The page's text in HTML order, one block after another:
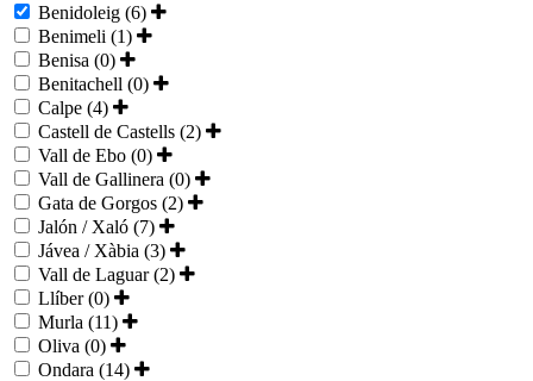
Benidoleig (6)
Benimeli (1)
Benisa (0)
Benitachell (0)
Calpe (4)
Castell de Castells (2)
Vall de Ebo (0)
Vall de Gallinera (0)
Gata de Gorgos (2)
Jalón / Xaló (7)
Jávea / Xàbia (3)
Vall de Laguar (2)
Llíber (0)
Murla (11)
Oliva (0)
Ondara (14)